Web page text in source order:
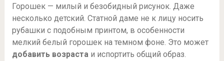
Горошек — милый и безобидный рисунок. Даже
несколько детский. Статной даме не к лицу носить
рубашки с подобным принтом, в особенности
мелкий белый горошек на темном фоне. Это может
добавить возраста и испортить общий образ.